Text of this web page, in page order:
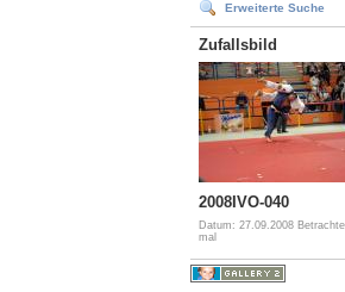
Erweiterte Suche
Zufallsbild
2008IVO-040
Datum: 27.09.2008
mal